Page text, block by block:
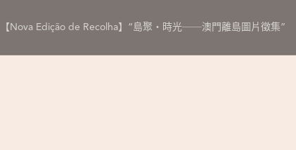
【Nova Edição de Recolha】“島聚‧時光──澳門離島圖片徵集”